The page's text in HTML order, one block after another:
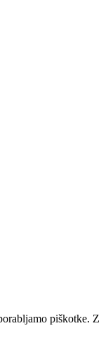
piškotke.